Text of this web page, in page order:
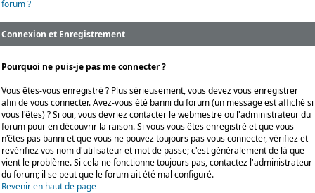
forum ?
Connexion et Enregistrement
Pourquoi ne puis-je pas me connecter ?
Vous êtes-vous enregistré ? Plus sérieusement, vous devez vous enregistrer
afin de vous connecter. Avez-vous été banni du forum (un message est affiché si
vous l'êtes) ? Si oui, vous devriez contacter le webmestre ou l'administrateur du
forum pour en découvrir la raison. Si vous vous êtes enregistré et que vous
n'êtes pas banni et que vous ne pouvez toujours pas vous connecter, vérifiez et
revérifiez vos nom d'utilisateur et mot de passe; c'est généralement de là que
vient le problème. Si cela ne fonctionne toujours pas, contactez l'administrateur
du forum; il se peut que le forum ait été mal configuré.
Revenir en haut de page